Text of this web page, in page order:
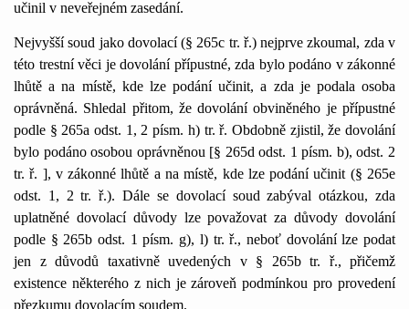
učinil v neveřejném zasedání.
Nejvyšší soud jako dovolací (§ 265c tr. ř.) nejprve zkoumal, zda v
této trestní věci je dovolání přípustné, zda bylo podáno v zákonné
lhůtě a na místě, kde lze podání učinit, a zda je podala osoba
oprávněná. Shledal přitom, že dovolání obviněného je přípustné
podle § 265a odst. 1, 2 písm. h) tr. ř. Obdobně zjistil, že dovolání
bylo podáno osobou oprávněnou [§ 265d odst. 1 písm. b), odst. 2
tr. ř. ], v zákonné lhůtě a na místě, kde lze podání učinit (§ 265e
odst. 1, 2 tr. ř.). Dále se dovolací soud zabýval otázkou, zda
uplatněné dovolací důvody lze považovat za důvody dovolání
podle § 265b odst. 1 písm. g), l) tr. ř., neboť dovolání lze podat
jen z důvodů taxativně uvedených v § 265b tr. ř., přičemž
existence některého z nich je zároveň podmínkou pro provedení
přezkumu dovolacím soudem.